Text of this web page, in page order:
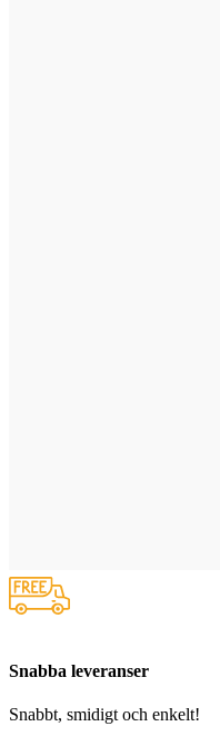
Snabba leveranser
Snabbt, smidigt och enkelt!